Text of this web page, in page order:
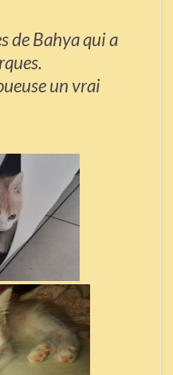
de Bahya qui a
un vrai